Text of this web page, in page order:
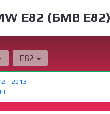
E82 (БМВ Е82)
2013
E82